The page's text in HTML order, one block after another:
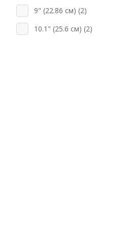
9" (22.86 см) (2)
10.1" (25.6 см) (2)